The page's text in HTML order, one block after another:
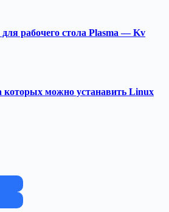
рабочего стола Plasma — Kv
которых можно устанавить Linux